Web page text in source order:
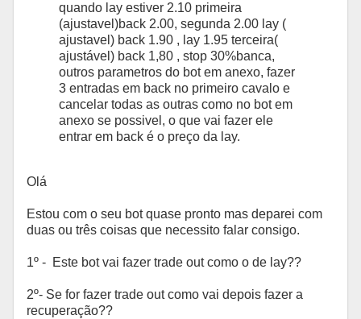
quando lay estiver 2.10 primeira
(ajustavel)back 2.00, segunda 2.00 lay (
ajustavel) back 1.90 , lay 1.95 terceira(
ajustável) back 1,80 , stop 30%banca,
outros parametros do bot em anexo, fazer
3 entradas em back no primeiro cavalo e
cancelar todas as outras como no bot em
anexo se possivel, o que vai fazer ele
entrar em back é o preço da lay.
Olá
Estou com o seu bot quase pronto mas deparei com
duas ou três coisas que necessito falar consigo.
1º - Este bot vai fazer trade out como o de lay??
2º- Se for fazer trade out como vai depois fazer a
recuperação??